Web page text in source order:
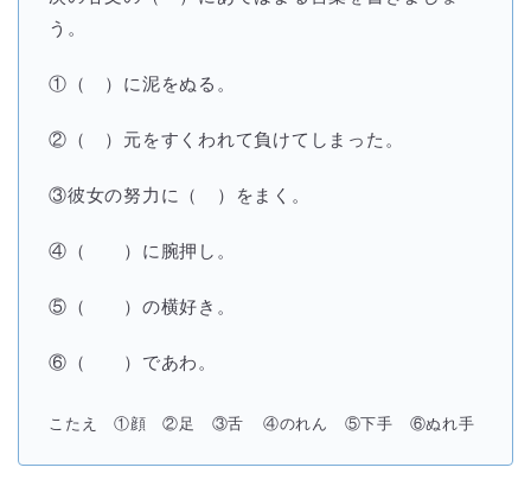
う。
①（ ）に泥をぬる。
②（ ）元をすくわれて負けてしまった。
③彼女の努力に（ ）をまく。
④（ ）に腕押し。
⑤（ ）の横好き。
⑥（ ）であわ。
こたえ ①顔 ②足 ③舌 ④のれん ⑤下手 ⑥ぬれ手